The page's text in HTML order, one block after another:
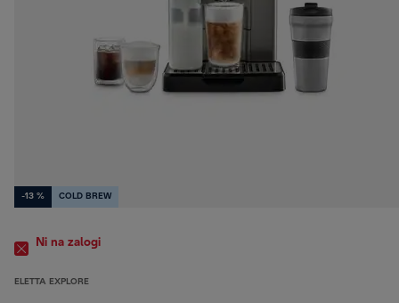
-13 % COLD BREW
Ni na zalogi
ELETTA EXPLORE